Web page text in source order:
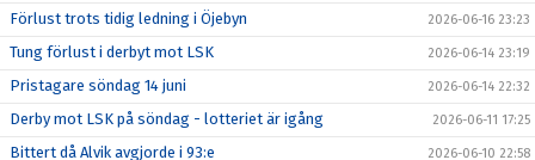
Förlust trots tidig ledning i Öjebyn 2026-06-16 23:23
Tung förlust i derbyt mot LSK 2026-06-14 23:19
Pristagare söndag 14 juni 2026-06-14 22:32
Derby mot LSK på söndag - lotteriet är igång 2026-06-11 17:25
Bittert då Alvik avgjorde i 93:e 2026-06-10 22:58